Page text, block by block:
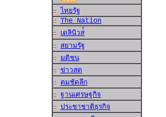
:: ไทยรัฐ
:: The Nation
:: เดลินิวส
:: สยามรัฐ
:: มติชน
:: ข่าวสด
:: คมชัดลึก
:: ฐานเศรษฐกิจ
:: ประชาชาติธุรกิจ